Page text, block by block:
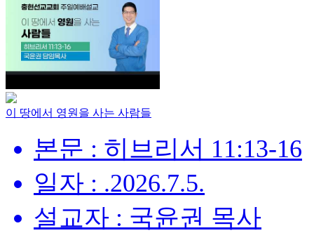
이 땅에서 영원을 사는 사람들
본문 : 히브리서 11:13-16
일자 : .2026.7.5.
설교자 : 국윤권 목사